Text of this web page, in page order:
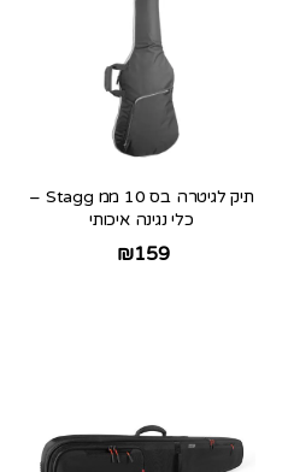
תיק לגיטרה בס 10 ממ Stagg –
כלי נגינה איכותי
₪159